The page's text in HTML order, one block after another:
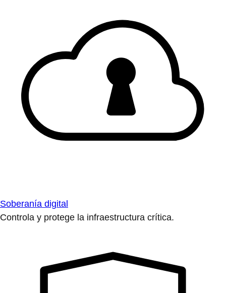
Soberanía digital
Controla y protege la infraestructura crítica.